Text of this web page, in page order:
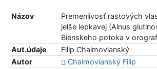
Názov
Premenlivosť rastových
jelše lepkavej (Alnus
Bienskeho potoka v
Aut.údaje
Filip Chalmovianský
Autor
Chalmovianský Filip